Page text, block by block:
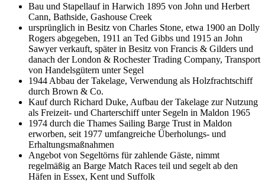
Bau und Stapellauf in Harwich 1895 von John und Herbert
Cann, Bathside, Gashouse Creek
ursprünglich in Besitz von Charles Stone, etwa 1900 an Dolly
Rogers abgegeben, 1911 an Ted Gibbs und 1915 an John
Sawyer verkauft, später in Besitz von Francis & Gilders und
danach der London & Rochester Trading Company, Transport
von Handelsgütern unter Segel
1944 Abbau der Takelage, Verwendung als Holzfrachtschiff
durch Brown & Co.
Kauf durch Richard Duke, Aufbau der Takelage zur Nutzung
als Freizeit- und Charterschiff unter Segeln in Maldon 1965
1974 durch die Thames Sailing Barge Trust in Maldon
erworben, seit 1977 umfangreiche Überholungs- und
Erhaltungsmaßnahmen
Angebot von Segeltörns für zahlende Gäste, nimmt
regelmäßig an Barge Match Races teil und segelt ab den
Häfen in Essex, Kent und Suffolk